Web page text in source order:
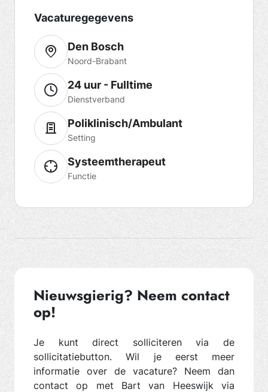
Vacaturegegevens
Den Bosch
Noord-Brabant
24 uur - Fulltime
Dienstverband
Poliklinisch/Ambulant
Setting
Systeemtherapeut
Functie
Nieuwsgierig? Neem contact
op!
Je kunt direct solliciteren via de
sollicitatiebutton. Wil je eerst meer
informatie over de vacature? Neem dan
contact op met Bart van Heeswijk via